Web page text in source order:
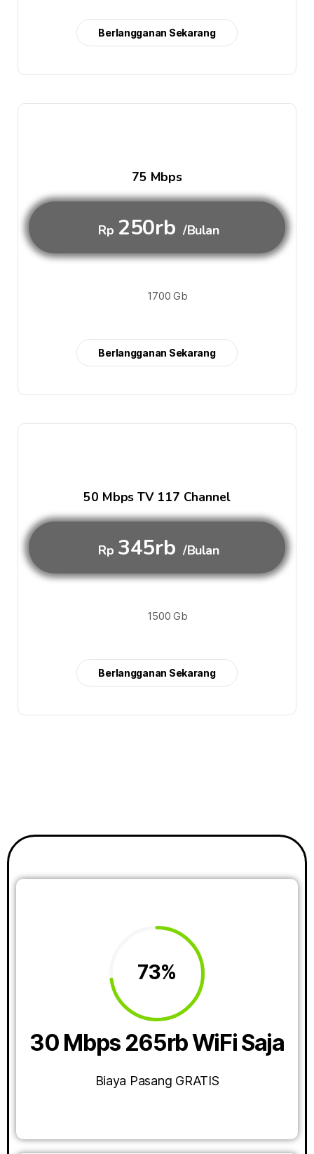
Berlangganan Sekarang
75 Mbps
Rp 250rb /Bulan
1700 Gb
Berlangganan Sekarang
50 Mbps TV 117 Channel
Rp 345rb /Bulan
1500 Gb
Berlangganan Sekarang
73%
30 Mbps 265rb WiFi Saja
Biaya Pasang GRATIS